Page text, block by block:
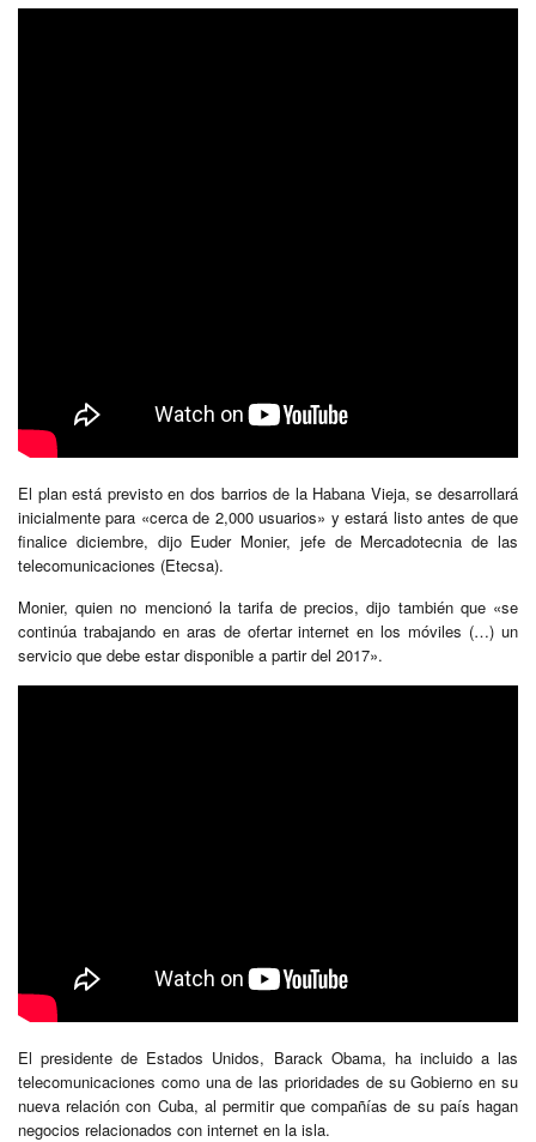
El plan está previsto en dos barrios de la Habana Vieja, se desarrollará
inicialmente para «cerca de 2,000 usuarios» y estará listo antes de que
finalice diciembre, dijo Euder Monier, jefe de Mercadotecnia de las
telecomunicaciones (Etecsa).
Monier, quien no mencionó la tarifa de precios, dijo también que «se
continúa trabajando en aras de ofertar internet en los móviles (…) un
servicio que debe estar disponible a partir del 2017».
El presidente de Estados Unidos, Barack Obama, ha incluido a las
telecomunicaciones como una de las prioridades de su Gobierno en su
nueva relación con Cuba, al permitir que compañías de su país hagan
negocios relacionados con internet en la isla.